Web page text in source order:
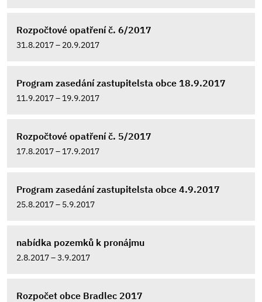
Rozpočtové opatření č. 6/2017
31.8.2017 – 20.9.2017
Program zasedání zastupitelsta obce 18.9.2017
11.9.2017 – 19.9.2017
Rozpočtové opatření č. 5/2017
17.8.2017 – 17.9.2017
Program zasedání zastupitelsta obce 4.9.2017
25.8.2017 – 5.9.2017
nabídka pozemků k pronájmu
2.8.2017 – 3.9.2017
Rozpočet obce Bradlec 2017